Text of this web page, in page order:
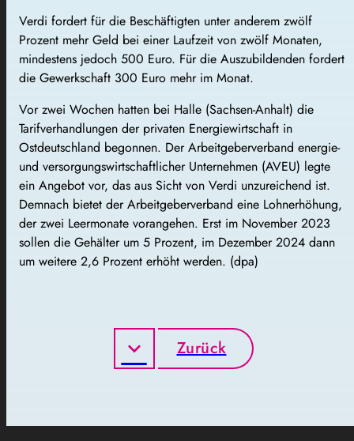
Verdi fordert für die Beschäftigten unter anderem zwölf
Prozent mehr Geld bei einer Laufzeit von zwölf Monaten,
mindestens jedoch 500 Euro. Für die Auszubildenden fordert
die Gewerkschaft 300 Euro mehr im Monat.
Vor zwei Wochen hatten bei Halle (Sachsen-Anhalt) die
Tarifverhandlungen der privaten Energiewirtschaft in
Ostdeutschland begonnen. Der Arbeitgeberverband energie-
und versorgungswirtschaftlicher Unternehmen (AVEU) legte
ein Angebot vor, das aus Sicht von Verdi unzureichend ist.
Demnach bietet der Arbeitgeberverband eine Lohnerhöhung,
der zwei Leermonate vorangehen. Erst im November 2023
sollen die Gehälter um 5 Prozent, im Dezember 2024 dann
um weitere 2,6 Prozent erhöht werden. (dpa)
Zurück